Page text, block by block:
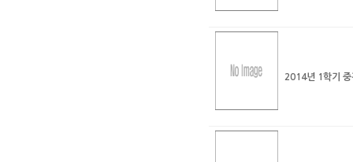
2014년 1학기 중